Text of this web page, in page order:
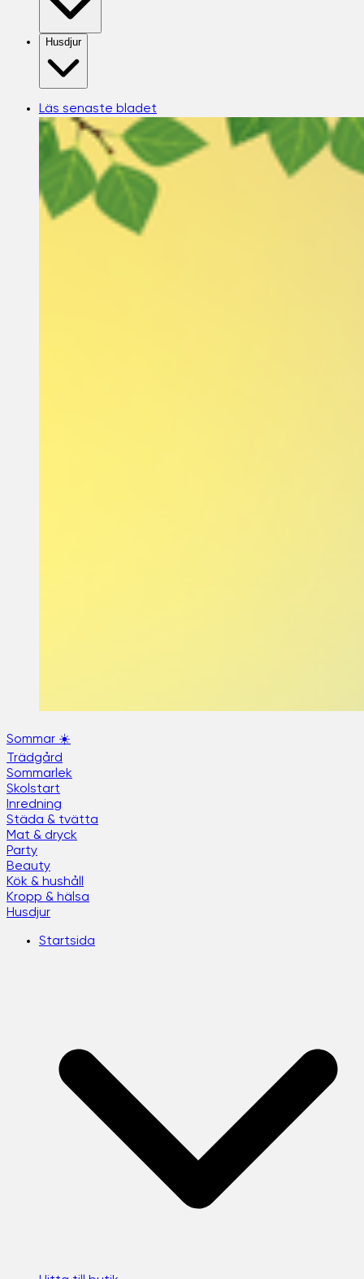
Husdjur
Läs senaste bladet
Sommar ☀️
Trädgård
Sommarlek
Skolstart
Inredning
Städa & tvätta
Mat & dryck
Party
Beauty
Kök & hushåll
Kropp & hälsa
Husdjur
Startsida